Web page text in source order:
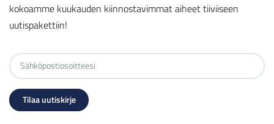
kokoamme kuukauden kiinnostavimmat aiheet tiiviiseen
uutispakettiin!